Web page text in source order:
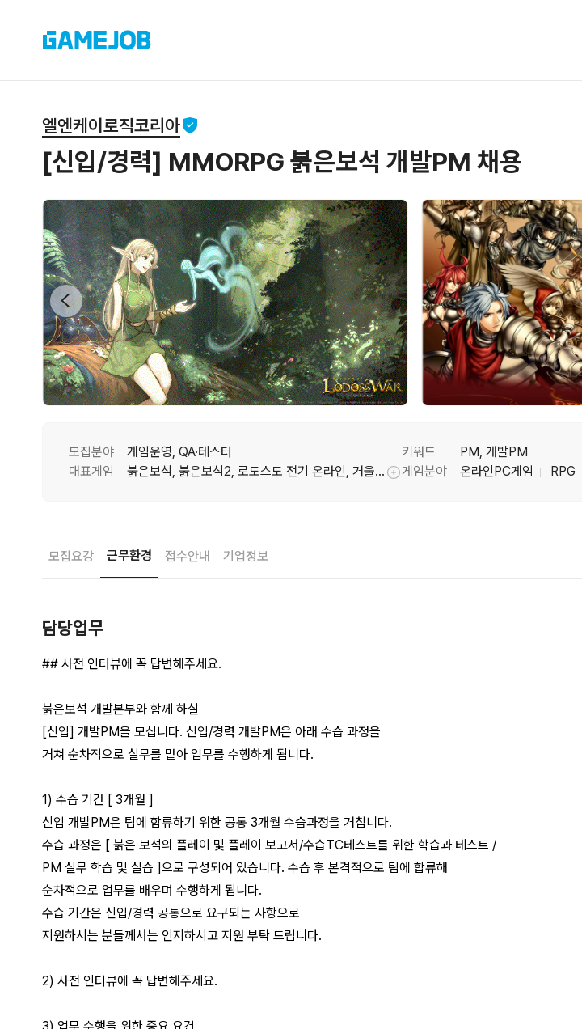
엘엔케이로직코리아
[신입/경력] MMORPG 붉은보석 개발PM 채용
모집분야 게임운영, QA·테스터 키워드
PM, 개발PM
대표게임
붉은보석, 붉은보석2, 로도스도 전기 온라인, 거울전쟁 Series 게임분야 온라인PC게임 RPG
모집요강 근무환경 접수안내 기업정보
담당업무